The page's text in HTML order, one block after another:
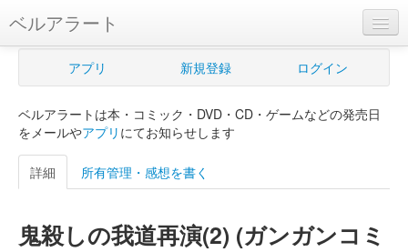
ベルアラート
ベルアラートとは
新規登録
ログイン
購入管理
アプリ 新規登録 ログイン
ベルアラートは本・コミック・DVD・CD・ゲームなどの発売日
をメールやアプリ にてお知らせします
詳細 所有管理・感想を書く
鬼殺しの我道再演(2) (ガンガンコミ